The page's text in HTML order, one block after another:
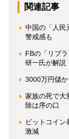
関連記事
中国の「人民
警戒感も
FBの「リブ
研一氏が解説
3000万円儲
家族の死で
除は序の口
ビットコイン
激減